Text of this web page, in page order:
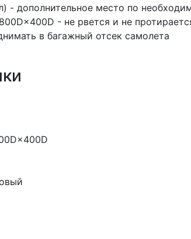
- дополнительное место по
- не рвется и не
в багажный отсек самолета